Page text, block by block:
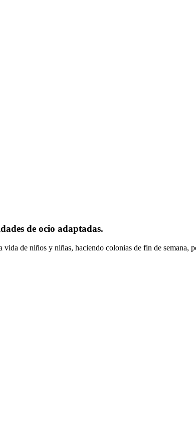
de ocio adaptadas.
de niños y niñas, haciendo colonias de fin de semana,